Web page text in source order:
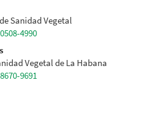
Sanidad Vegetal
4990
Vegetal de La Habana
9691